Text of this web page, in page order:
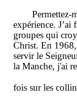
Permettez-
expérience. J’ai
groupes qui
Christ. En
servir le
la Manche, j'ai
fois sur les